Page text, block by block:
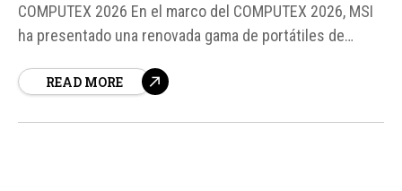
COMPUTEX 2026 En el marco del COMPUTEX 2026, MSI
ha presentado una renovada gama de portátiles de
la productividad. La marca celebra su 40 aniversario con
READ MORE